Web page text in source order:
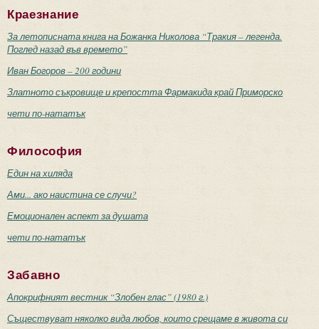
Краезнание
За летописната книга на Божанка Николова “Тракия – легенда.
Поглед назад във времето”
Иван Богоров – 200 години
Златното съкровище и крепостта Фармакида край Приморско
чети по-нататък
Философия
Един на хиляда
Ами... ако наистина се случи?
Емоционален аспект за душата
чети по-нататък
Забавно
Апокрифният вестник “Злобен глас” (1980 г.)
Съществуват няколко вида любов, които срещаме в живота си